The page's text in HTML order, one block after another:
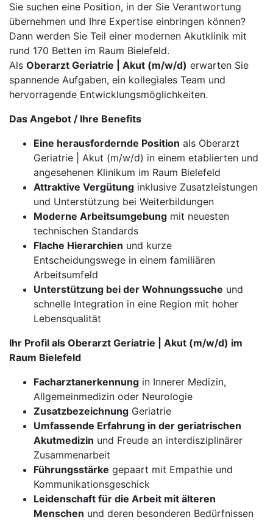
Sie suchen eine Position, in der Sie Verantwortung
übernehmen und Ihre Expertise einbringen können?
Dann werden Sie Teil einer modernen Akutklinik mit
rund 170 Betten im Raum Bielefeld.
Als Oberarzt Geriatrie | Akut (m/w/d) erwarten Sie
spannende Aufgaben, ein kollegiales Team und
hervorragende Entwicklungsmöglichkeiten.
Das Angebot / Ihre Benefits
Eine herausfordernde Position als Oberarzt
Geriatrie | Akut (m/w/d) in einem etablierten und
angesehenen Klinikum im Raum Bielefeld
Attraktive Vergütung inklusive Zusatzleistungen
und Unterstützung bei Weiterbildungen
Moderne Arbeitsumgebung mit neuesten
technischen Standards
Flache Hierarchien und kurze
Entscheidungswege in einem familiären
Arbeitsumfeld
Unterstützung bei der Wohnungssuche und
schnelle Integration in eine Region mit hoher
Lebensqualität
Ihr Profil als Oberarzt Geriatrie | Akut (m/w/d) im
Raum Bielefeld
Facharztanerkennung in Innerer Medizin,
Allgemeinmedizin oder Neurologie
Zusatzbezeichnung Geriatrie
Umfassende Erfahrung in der geriatrischen
Akutmedizin und Freude an interdisziplinärer
Zusammenarbeit
Führungsstärke gepaart mit Empathie und
Kommunikationsgeschick
Leidenschaft für die Arbeit mit älteren
Menschen und deren besonderen Bedürfnissen